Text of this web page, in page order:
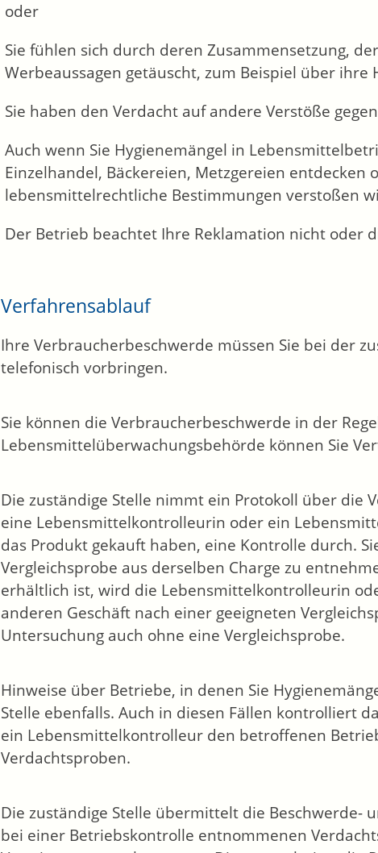
oder
Sie fühlen sich durch deren Zusammensetzung,
Werbeaussagen getäuscht, zum Beispiel über
Sie haben den Verdacht auf andere Verstöße
Auch wenn Sie Hygienemängel in
Einzelhandel, Bäckereien, Metzgereien entdecken
lebensmittelrechtliche Bestimmungen verstoßen
Der Betrieb beachtet Ihre Reklamation nicht oder
Verfahrensablauf
Ihre Verbraucherbeschwerde müssen Sie bei der
telefonisch vorbringen.
Sie können die Verbraucherbeschwerde in der
Lebensmittelüberwachungsbehörde können Sie
Die zuständige Stelle nimmt ein Protokoll über die
eine Lebensmittelkontrolleurin oder ein
das Produkt gekauft haben, eine Kontrolle durch.
Vergleichsprobe aus derselben Charge zu
erhältlich ist, wird die Lebensmittelkontrolleurin
anderen Geschäft nach einer geeigneten
Untersuchung auch ohne eine Vergleichsprobe.
Hinweise über Betriebe, in denen Sie
Stelle ebenfalls. Auch in diesen Fällen kontrolliert
ein Lebensmittelkontrolleur den betroffenen
Verdachtsproben.
Die zuständige Stelle übermittelt die Beschwerde-
bei einer Betriebskontrolle entnommenen